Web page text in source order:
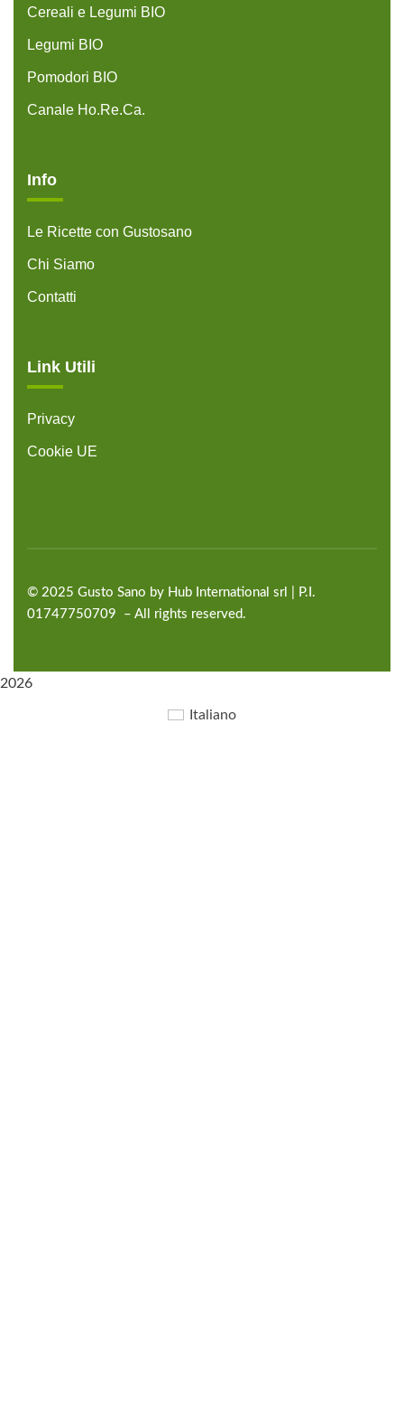
Cereali e Legumi BIO
Legumi BIO
Pomodori BIO
Canale Ho.Re.Ca.
Info
Le Ricette con Gustosano
Chi Siamo
Contatti
Link Utili
Privacy
Cookie UE
© 2025 Gusto Sano by Hub International srl | P.I.
01747750709 – All rights reserved.
2026
Italiano